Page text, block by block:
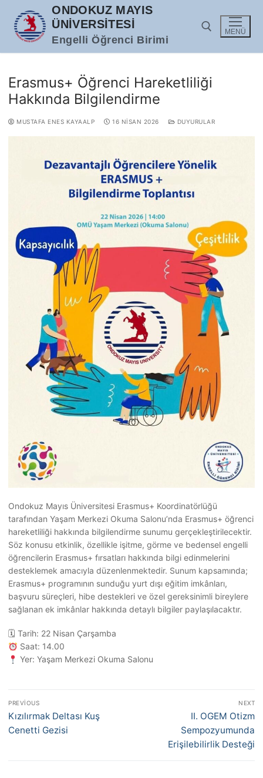
ONDOKUZ MAYIS
ÜNIVERSITESI
Engelli Öğrenci Birimi
MENÜ
Erasmus+ Öğrenci Hareketliliği
Hakkında Bilgilendirme
MUSTAFA ENES KAYAALP 16 NISAN 2026 DUYURULAR
Ondokuz Mayıs Üniversitesi Erasmus+ Koordinatörlüğü
tarafından Yaşam Merkezi Okuma Salonu’nda Erasmus+ öğrenci
hareketliliği hakkında bilgilendirme sunumu gerçekleştirilecektir.
Söz konusu etkinlik, özellikle işitme, görme ve bedensel engelli
öğrencilerin Erasmus+ fırsatları hakkında bilgi edinmelerini
desteklemek amacıyla düzenlenmektedir. Sunum kapsamında;
Erasmus+ programının sunduğu yurt dışı eğitim imkânları,
başvuru süreçleri, hibe destekleri ve özel gereksinimli bireylere
sağlanan ek imkânlar hakkında detaylı bilgiler paylaşılacaktır.
🗓 Tarih: 22 Nisan Çarşamba
Saat: 14.00
Yer: Yaşam Merkezi Okuma Salonu
Yazı
gezinmesi
PREVIOUS
Previous
post:
Kızılırmak Deltası Kuş
Cenetti Gezisi
NEXT
Next
post:
II. OGEM Otizm
Sempozyumunda
Erişilebilirlik Desteği